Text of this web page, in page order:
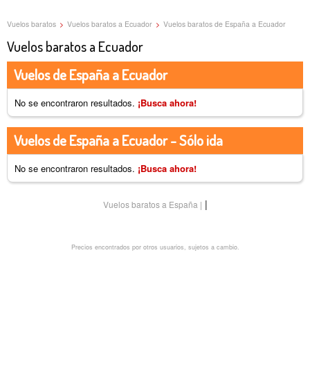
Vuelos baratos > Vuelos baratos a Ecuador > Vuelos baratos de España a Ecuador
Vuelos baratos a Ecuador
Vuelos de España a Ecuador
No se encontraron resultados. ¡Busca ahora!
Vuelos de España a Ecuador - Sólo ida
No se encontraron resultados. ¡Busca ahora!
Vuelos baratos a España |
Precios encontrados por otros usuarios, sujetos a cambio.